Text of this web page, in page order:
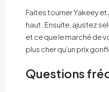
Faites tourner Yakeey
haut. Ensuite, ajustez
et ce que le marché de
plus cher qu’un prix
Questions